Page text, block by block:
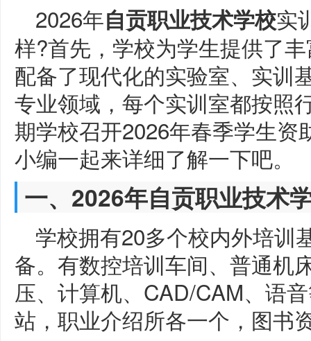
2026年自贡职业技术学校实
样?首先，学校为学生提供了
配备了现代化的实验室、实训
专业领域，每个实训室都按照
期学校召开2026年春季学生
小编一起来详细了解一下吧。
一、2026年自贡职业技术
学校拥有20多个校内外培训
备。有数控培训车间、普通机
压、计算机、CAD/CAM、语
站，职业介绍所各一个，图书